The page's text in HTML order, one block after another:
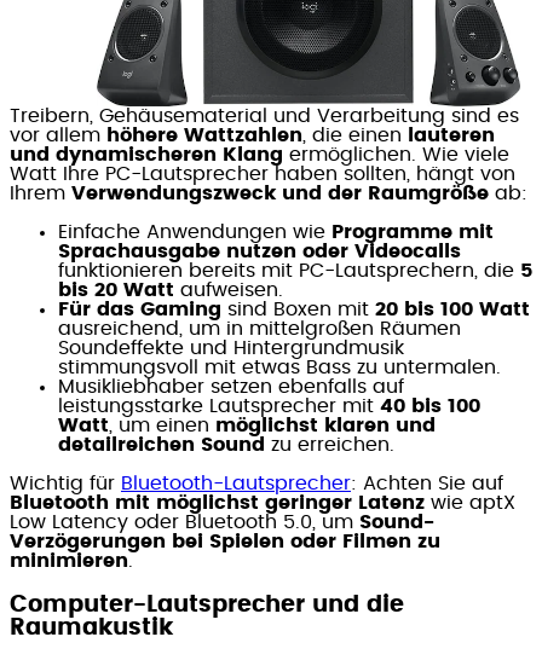
Treibern, Gehäusematerial und Verarbeitung sind es
vor allem höhere Wattzahlen , die einen
lauteren
und dynamischeren Klang ermöglichen. Wie viele
Watt Ihre PC-Lautsprecher haben sollten, hängt von
Ihrem Verwendungszweck und der Raumgröße ab:
Einfache Anwendungen wie Programme mit
Sprachausgabe nutzen oder Videocalls
funktionieren bereits mit PC-Lautsprechern, die 5
bis 20 Watt aufweisen.
Für das Gaming sind Boxen mit 20 bis 100 Watt
ausreichend, um in mittelgroßen Räumen
Soundeffekte und Hintergrundmusik
stimmungsvoll mit etwas Bass zu untermalen.
Musikliebhaber setzen ebenfalls auf
leistungsstarke Lautsprecher mit 40 bis 100
Watt , um einen möglichst klaren und
detailreichen Sound zu erreichen.
Wichtig für Bluetooth-Lautsprecher: Achten Sie auf
Bluetooth mit möglichst geringer Latenz wie aptX
Low Latency oder Bluetooth 5.0, um Sound-
Verzögerungen bei Spielen oder Filmen zu
minimieren
Computer-Lautsprecher und die
Raumakustik